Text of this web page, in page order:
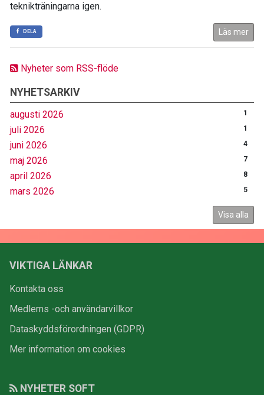
Nyheter som RSS-flöde
NYHETSARKIV
augusti 2026 1
juli 2026 1
juni 2026 4
maj 2026 7
april 2026 8
mars 2026 5
Visa alla
teknikträningarna igen.
DELA Läs mer
VIKTIGA LÄNKAR
Kontakta oss
Medlems -och användarvillkor
Dataskyddsförordningen (GDPR)
Mer information om cookies
NYHETER SOFT